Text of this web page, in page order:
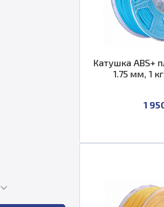
Катушка ABS+
1.75 мм, 1
1